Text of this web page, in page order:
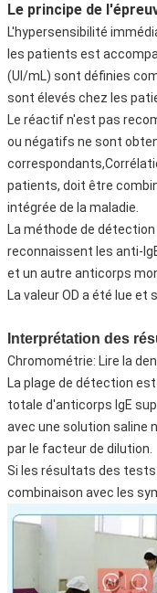
Le principe de
L'hypersensibilité
les patients est
(UI/mL) sont définies
sont élevés chez les
Le réactif n'est pas
ou négatifs ne sont
patients, doit être
intégrée de la maladie.
La méthode de
reconnaissent les anti-
et un autre anticorps
La valeur OD a été lue
Interprétation des
Chromométrie: Lire la
La plage de détection
totale d'anticorps IgE
avec une solution saline
par le facteur de dilution.
Si les résultats des
combinaison avec les